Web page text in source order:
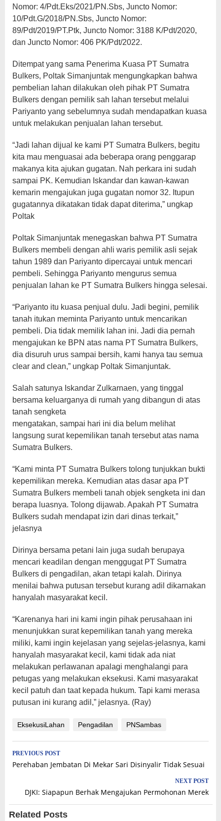
Nomor: 4/Pdt.Eks/2021/PN.Sbs, Juncto Nomor:
10/Pdt.G/2018/PN.Sbs, Juncto Nomor:
89/Pdt/2019/PT.Ptk, Juncto Nomor: 3188 K/Pdt/2020,
dan Juncto Nomor: 406 PK/Pdt/2022.
Ditempat yang sama Penerima Kuasa PT Sumatra
Bulkers, Poltak Simanjuntak mengungkapkan bahwa
pembelian lahan dilakukan oleh pihak PT Sumatra
Bulkers dengan pemilik sah lahan tersebut melalui
Pariyanto yang sebelumnya sudah mendapatkan kuasa
untuk melakukan penjualan lahan tersebut.
“Jadi lahan dijual ke kami PT Sumatra Bulkers, begitu
kita mau menguasai ada beberapa orang penggarap
makanya kita ajukan gugatan. Nah perkara ini sudah
sampai PK. Kemudian Iskandar dan kawan-kawan
kemarin mengajukan juga gugatan nomor 32. Itupun
gugatannya dikatakan tidak dapat diterima,” ungkap
Poltak
Poltak Simanjuntak menegaskan bahwa PT Sumatra
Bulkers membeli dengan ahli waris pemilik asli sejak
tahun 1989 dan Pariyanto dipercayai untuk mencari
pembeli. Sehingga Pariyanto mengurus semua
penjualan lahan ke PT Sumatra Bulkers hingga selesai.
“Pariyanto itu kuasa penjual dulu. Jadi begini, pemilik
tanah itukan meminta Pariyanto untuk mencarikan
pembeli. Dia tidak memilik lahan ini. Jadi dia pernah
mengajukan ke BPN atas nama PT Sumatra Bulkers,
dia disuruh urus sampai bersih, kami hanya tau semua
clear and clean,” ungkap Poltak Simanjuntak.
Salah satunya Iskandar Zulkarnaen, yang tinggal
bersama keluarganya di rumah yang dibangun di atas
tanah sengketa
mengatakan, sampai hari ini dia belum melihat
langsung surat kepemilikan tanah tersebut atas nama
Sumatra Bulkers.
“Kami minta PT Sumatra Bulkers tolong tunjukkan bukti
kepemilikan mereka. Kemudian atas dasar apa PT
Sumatra Bulkers membeli tanah objek sengketa ini dan
berapa luasnya. Tolong dijawab. Apakah PT Sumatra
Bulkers sudah mendapat izin dari dinas terkait,”
jelasnya
Dirinya bersama petani lain juga sudah berupaya
mencari keadilan dengan menggugat PT Sumatra
Bulkers di pengadilan, akan tetapi kalah. Dirinya
menilai bahwa putusan tersebut kurang adil dikarnakan
hanyalah masyarakat kecil.
“Karenanya hari ini kami ingin pihak perusahaan ini
menunjukkan surat kepemilikan tanah yang mereka
miliki, kami ingin kejelasan yang sejelas-jelasnya, kami
hanyalah masyarakat kecil, kami tidak ada niat
melakukan perlawanan apalagi menghalangi para
petugas yang melakukan eksekusi. Kami masyarakat
kecil patuh dan taat kepada hukum. Tapi kami merasa
putusan ini kurang adil,” jelasnya. (Ray)
EksekusiLahan Pengadilan PNSambas
Post
navigation
PREVIOUS POST
Perehaban Jembatan Di Mekar Sari Disinyalir Tidak Sesuai
NEXT POST
DJKI: Siapapun Berhak Mengajukan Permohonan Merek
Related Posts